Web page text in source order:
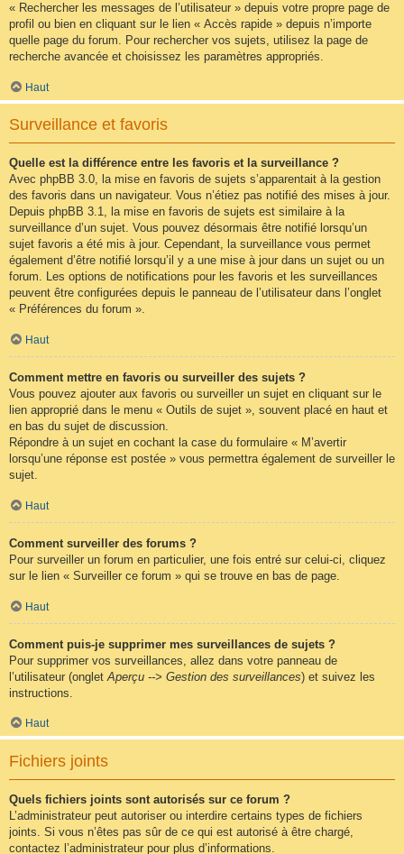
« Rechercher les messages de l’utilisateur » depuis votre propre page de
profil ou bien en cliquant sur le lien « Accès rapide » depuis n’importe
quelle page du forum. Pour rechercher vos sujets, utilisez la page de
recherche avancée et choisissez les paramètres appropriés.
Haut
Surveillance et favoris
Quelle est la différence entre les favoris et la surveillance ?
Avec phpBB 3.0, la mise en favoris de sujets s’apparentait à la gestion
des favoris dans un navigateur. Vous n’étiez pas notifié des mises à jour.
Depuis phpBB 3.1, la mise en favoris de sujets est similaire à la
surveillance d’un sujet. Vous pouvez désormais être notifié lorsqu’un
sujet favoris a été mis à jour. Cependant, la surveillance vous permet
également d’être notifié lorsqu’il y a une mise à jour dans un sujet ou un
forum. Les options de notifications pour les favoris et les surveillances
peuvent être configurées depuis le panneau de l’utilisateur dans l’onglet
« Préférences du forum ».
Haut
Comment mettre en favoris ou surveiller des sujets ?
Vous pouvez ajouter aux favoris ou surveiller un sujet en cliquant sur le
lien approprié dans le menu « Outils de sujet », souvent placé en haut et
en bas du sujet de discussion.
Répondre à un sujet en cochant la case du formulaire « M’avertir
lorsqu’une réponse est postée » vous permettra également de surveiller le
sujet.
Haut
Comment surveiller des forums ?
Pour surveiller un forum en particulier, une fois entré sur celui-ci, cliquez
sur le lien « Surveiller ce forum » qui se trouve en bas de page.
Haut
Comment puis-je supprimer mes surveillances de sujets ?
Pour supprimer vos surveillances, allez dans votre panneau de
l’utilisateur (onglet Aperçu --> Gestion des surveillances) et suivez les
instructions.
Haut
Fichiers joints
Quels fichiers joints sont autorisés sur ce forum ?
L’administrateur peut autoriser ou interdire certains types de fichiers
joints. Si vous n’êtes pas sûr de ce qui est autorisé à être chargé,
contactez l’administrateur pour plus d’informations.